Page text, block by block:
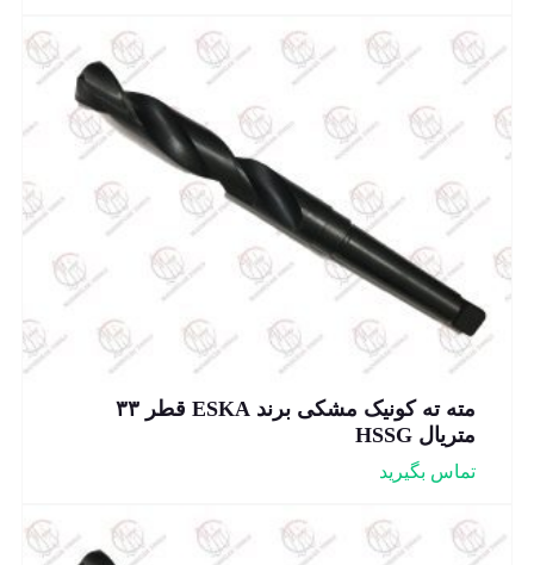
مته ته کونیک مشکی برند ESKA قطر ۳۳
متریال HSSG
تماس بگیرید